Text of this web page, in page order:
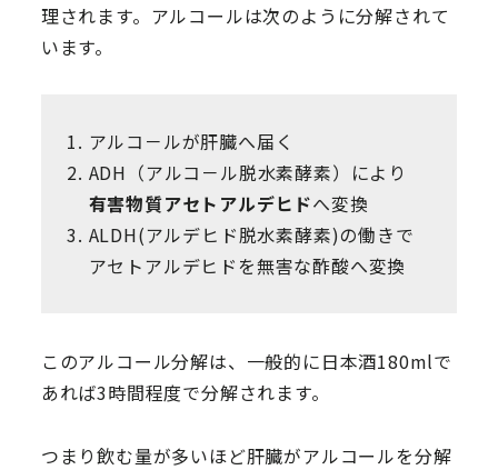
理されます。アルコールは次のように分解されて
います。
アルコ－ルが肝臓へ届く
ADH（アルコ－ル脱水素酵素）により
有害物質アセトアルデヒドへ変換
ALDH(アルデヒド脱水素酵素)の働きで
アセトアルデヒドを無害な酢酸へ変換
このアルコール分解は、一般的に日本酒180mlで
あれば3時間程度で分解されます。
つまり飲む量が多いほど肝臓がアルコールを分解